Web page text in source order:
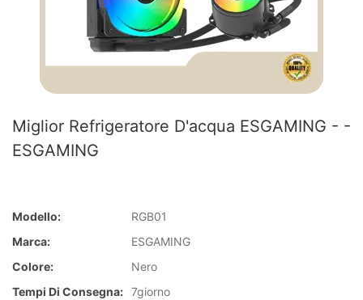
Miglior Refrigeratore D'acqua ESGAMING - -
ESGAMING
Modello:
RGB01
Marca:
ESGAMING
Colore:
Nero
Tempi Di Consegna: 7giorno